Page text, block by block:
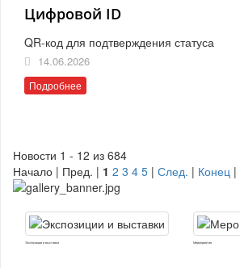
Цифровой ID
QR-код для подтверждения статуса
14.06.2026
Подробнее
Новости 1 - 12 из 684
Начало | Пред. | 1 2 3 4 5 | След. | Конец |
Экспозиции и выставки Мероприятия